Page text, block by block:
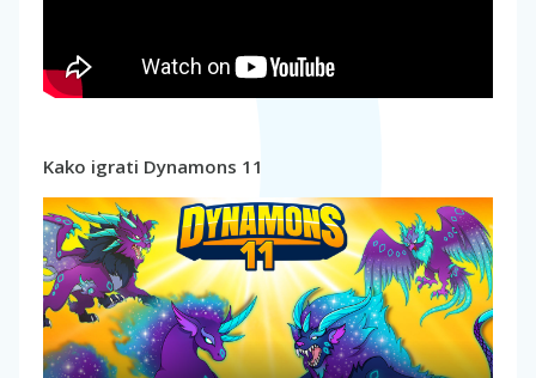
Kako igrati Dynamons 11